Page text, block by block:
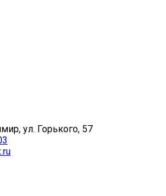
ул. Горького, 57